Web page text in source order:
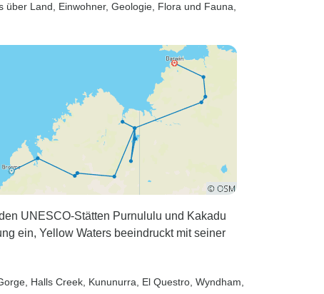
Land, Einwohner, Geologie, Flora und Fauna,
UNESCO-Stätten Purnululu und Kakadu
ein, Yellow Waters beeindruckt mit seiner
, Halls Creek , Kununurra , El Questro , Wyndham